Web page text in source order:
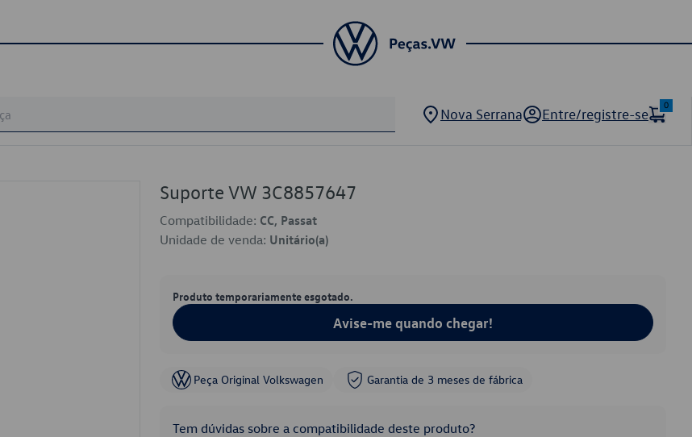
Nova Serrana Entre/registre-se
0
Suporte VW 3C8857647
Compatibilidade: CC, Passat
Unidade de venda: Unitário(a)
Produto temporariamente esgotado.
Avise-me quando chegar!
Peça Original Volkswagen Garantia de 3 meses de fábrica
Tem dúvidas sobre a compatibilidade deste produto?